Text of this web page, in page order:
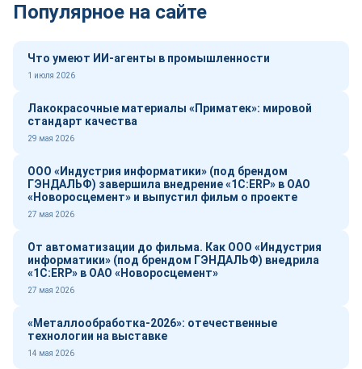
Популярное на сайте
Что умеют ИИ-агенты в промышленности
1 июля 2026
Лакокрасочные материалы «Приматек»: мировой
стандарт качества
29 мая 2026
ООО «Индустрия информатики» (под брендом
ГЭНДАЛЬФ) завершила внедрение «1С:ERP» в ОАО
«Новоросцемент» и выпустил фильм о проекте
27 мая 2026
От автоматизации до фильма. Как ООО «Индустрия
информатики» (под брендом ГЭНДАЛЬФ) внедрила
«1С:ERP» в ОАО «Новоросцемент»
27 мая 2026
«Металлообработка-2026»: отечественные
технологии на выставке
14 мая 2026